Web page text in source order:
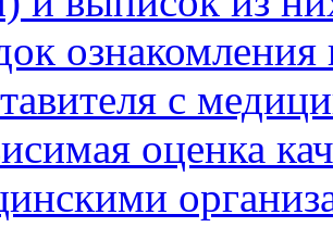
ознакомления
с
оценка